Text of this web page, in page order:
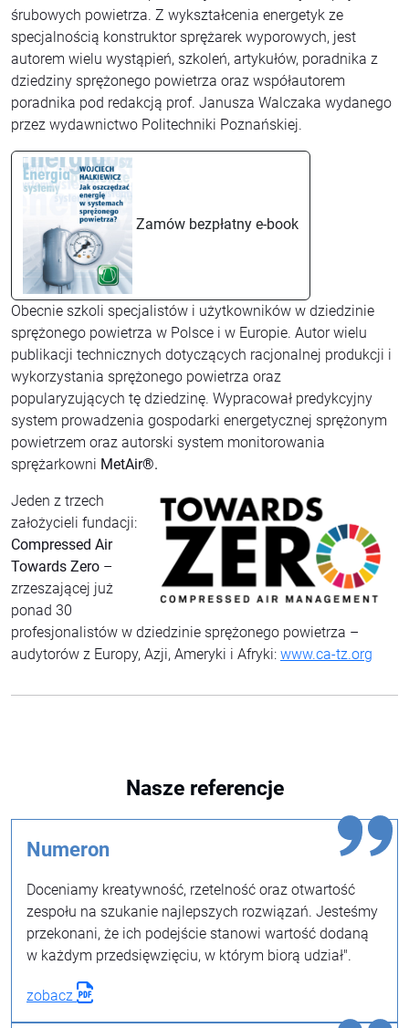
śrubowych powietrza. Z wykształcenia energetyk ze
specjalnością konstruktor sprężarek wyporowych, jest
autorem wielu wystąpień, szkoleń, artykułów, poradnika z
dziedziny sprężonego powietrza oraz współautorem
poradnika pod redakcją prof. Janusza Walczaka wydanego
przez wydawnictwo Politechniki Poznańskiej.
Zamów bezpłatny e-book
Obecnie szkoli specjalistów i użytkowników w dziedzinie
sprężonego powietrza w Polsce i w Europie. Autor wielu
publikacji technicznych dotyczących racjonalnej produkcji i
wykorzystania sprężonego powietrza oraz
popularyzujących tę dziedzinę. Wypracował predykcyjny
system prowadzenia gospodarki energetycznej sprężonym
powietrzem oraz autorski system monitorowania
sprężarkowni MetAir®.
Jeden z trzech
założycieli fundacji:
Compressed Air
Towards Zero –
zrzeszającej już
ponad 30
profesjonalistów w dziedzinie sprężonego powietrza –
audytorów z Europy, Azji, Ameryki i Afryki: www.ca-tz.org
Nasze referencje
Numeron
Doceniamy kreatywność, rzetelność oraz otwartość
zespołu na szukanie najlepszych rozwiązań. Jesteśmy
przekonani, że ich podejście stanowi wartość dodaną
w każdym przedsięwzięciu, w którym biorą udział".
zobacz